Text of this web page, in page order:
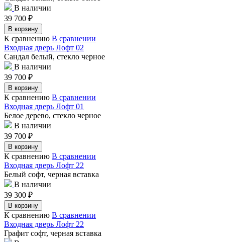
В наличии
39 700 ₽
В корзину
К сравнению В сравнении
Входная дверь Лофт 02
Сандал белый, стекло черное
В наличии
39 700 ₽
В корзину
К сравнению В сравнении
Входная дверь Лофт 01
Белое дерево, стекло черное
В наличии
39 700 ₽
В корзину
К сравнению В сравнении
Входная дверь Лофт 22
Белый софт, черная вставка
В наличии
39 300 ₽
В корзину
К сравнению В сравнении
Входная дверь Лофт 22
Графит софт, черная вставка